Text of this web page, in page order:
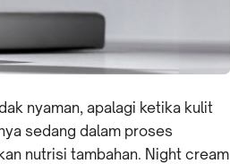
nyaman, apalagi ketika kulit
sedang dalam proses
nutrisi tambahan. Night cream